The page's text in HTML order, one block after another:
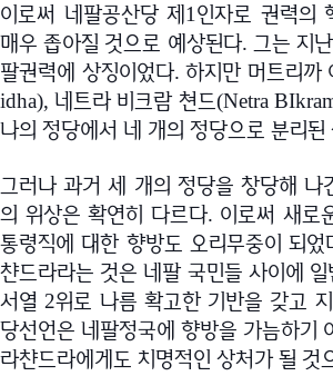
이로써 네팔공산당 제 1인자로 권력의
매우 좁아질 것으로 예상된다. 그는 지
팔권력에 상징이었다. 하지만 머트리까
idha),네트라 비크람 쳔드(Netra
나의 정당에서 네 개의 정당으로 분리된
그러나 과거 세 개의 정당을 창당해 나
의 위상은 확연히 다르다. 이로써 새로
통령직에 대한 향방도 오리무중이 되었
챤드라라는 것은 네팔 국민들 사이에
서열2위로 나름 확고한 기반을 갖고
당선언은 네팔정국에 향방을 가늠하기
라챤드라에게도 치명적인 상처가 될 것